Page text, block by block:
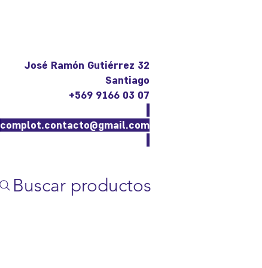
José Ramón Gutiérrez 32
Santiago
+569 9166 03 07
complot.contacto@gmail.com
Buscar productos